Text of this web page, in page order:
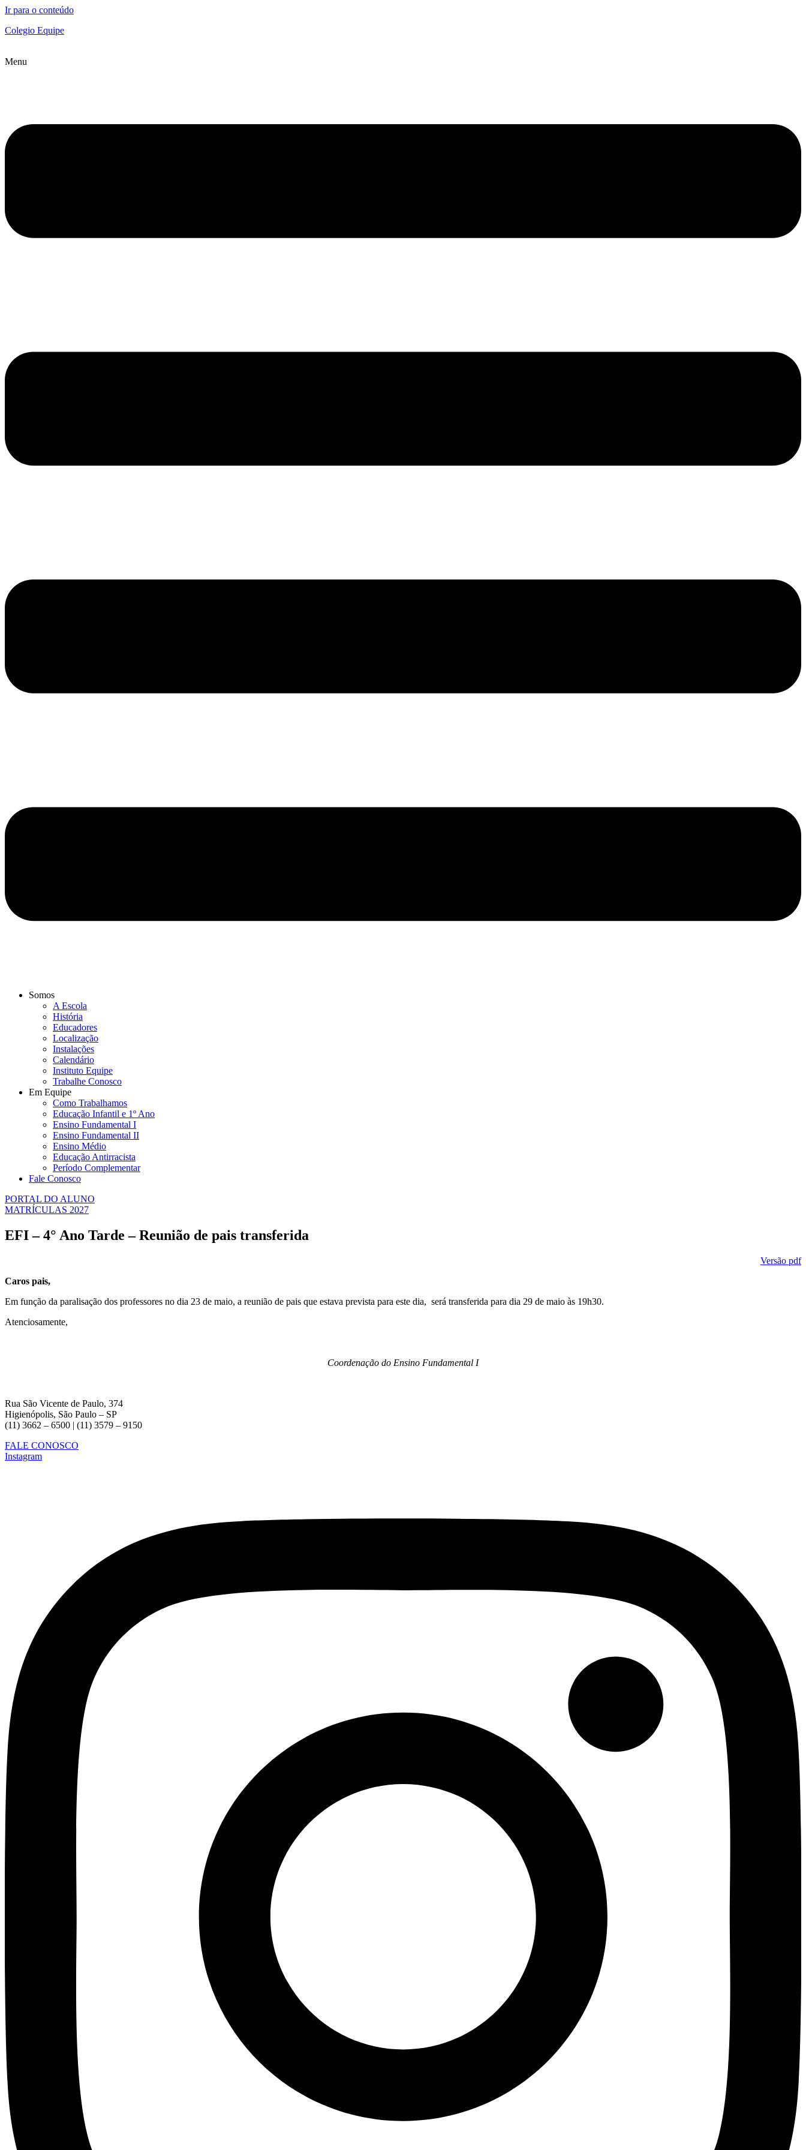
Ir para o conteúdo
Colegio Equipe
Menu
Somos
A Escola
História
Educadores
Localização
Instalações
Calendário
Instituto Equipe
Trabalhe Conosco
Em Equipe
Como Trabalhamos
Educação Infantil e 1º Ano
Ensino Fundamental I
Ensino Fundamental II
Ensino Médio
Educação Antirracista
Período Complementar
Fale Conosco
PORTAL DO ALUNO
MATRÍCULAS 2027
EFI – 4° Ano Tarde – Reunião de pais transferida
Versão pdf
Caros pais,
Em função da paralisação dos professores no dia 23 de maio, a reunião de pais que estava prevista para este dia, será transferida para dia 29 de maio às 19h30.
Atenciosamente,
Coordenação do Ensino Fundamental I
Rua São Vicente de Paulo, 374
Higienópolis, São Paulo – SP
(11) 3662 – 6500 | (11) 3579 – 9150
FALE CONOSCO
Instagram